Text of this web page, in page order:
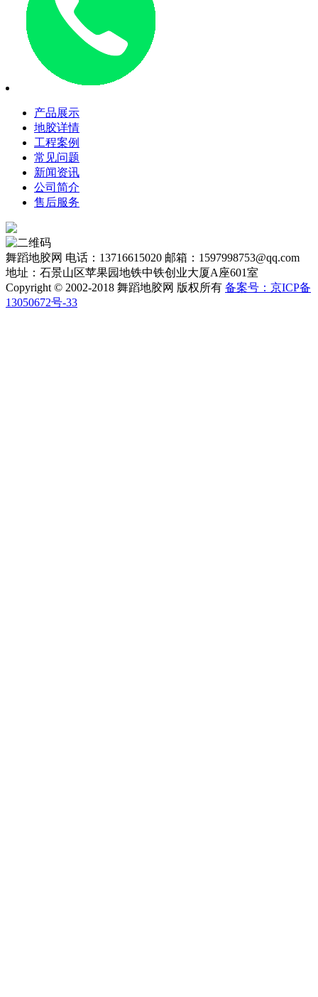
产品展示
地胶详情
工程案例
常见问题
新闻资讯
公司简介
售后服务
舞蹈地胶网 电话：13716615020 邮箱：1597998753@qq.com
地址：石景山区苹果园地铁中铁创业大厦A座601室
Copyright © 2002-2018 舞蹈地胶网 版权所有 备案号：京ICP备
13050672号-33